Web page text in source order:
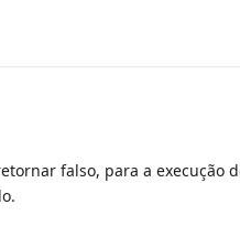
falso, para a execução